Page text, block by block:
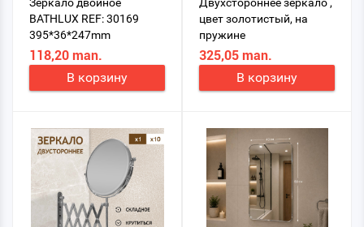
BATHLUX REF: 30169
395*36*247mm
118,20 man.
В корзину
цвет золотистый, на
пружине
325,05 man.
В корзину